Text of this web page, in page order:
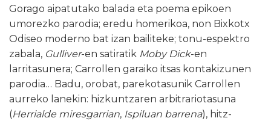
Gorago aipatutako balada eta poema epikoen
umorezko parodia; eredu homerikoa, non Bixkotx
Odiseo moderno bat izan bailiteke; tonu-espektro
zabala, Gulliver-en satiratik Moby Dick-en
larritasunera; Carrollen garaiko itsas kontakizunen
parodia… Badu, orobat, parekotasunik Carrollen
aurreko lanekin: hizkuntzaren arbitrariotasuna
(Herrialde miresgarrian, Ispiluan barrena), hitz-